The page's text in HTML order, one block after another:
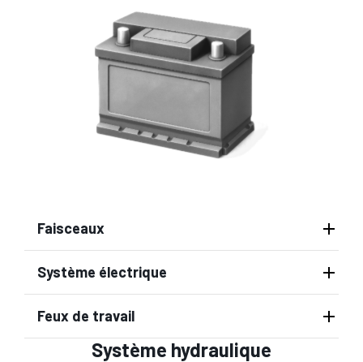
Faisceaux
Système électrique
Feux de travail
Système hydraulique